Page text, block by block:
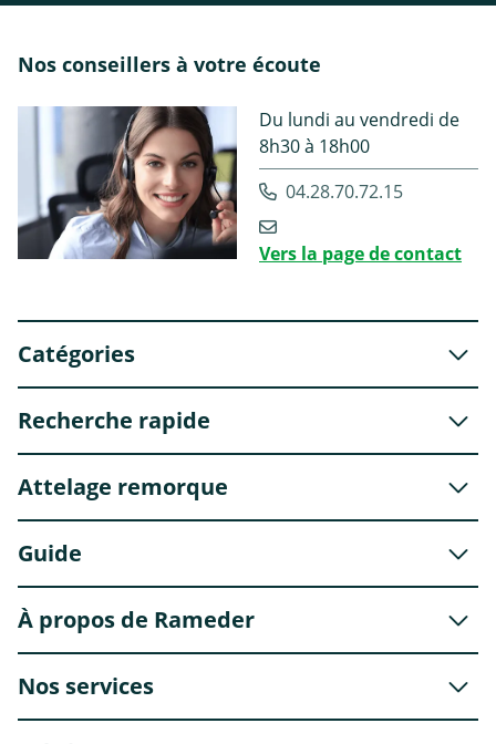
Nos conseillers à votre écoute
Du lundi au vendredi de
8h30 à 18h00
04.28.70.72.15
Vers la page de contact
Catégories
Recherche rapide
Attelage remorque
Guide
À propos de Rameder
Nos services